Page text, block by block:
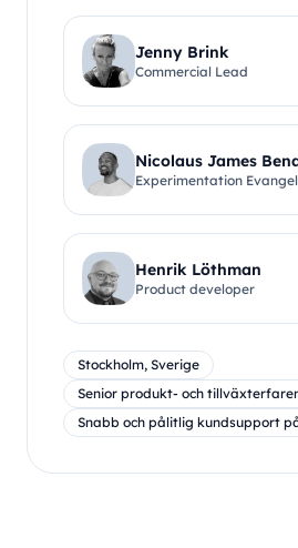
Jenny Brink
Commercial Lead
Nicolaus James
Experimentation
Henrik Löthman
Product developer
Stockholm, Sverige
Senior produkt- och
Snabb och pålitlig kundsupport